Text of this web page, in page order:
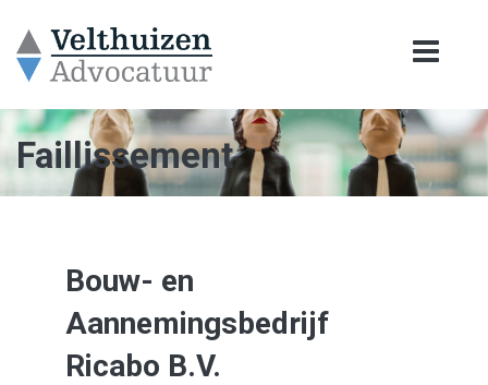
Faillissement
Bouw- en
Aannemingsbedrijf
Ricabo B.V.